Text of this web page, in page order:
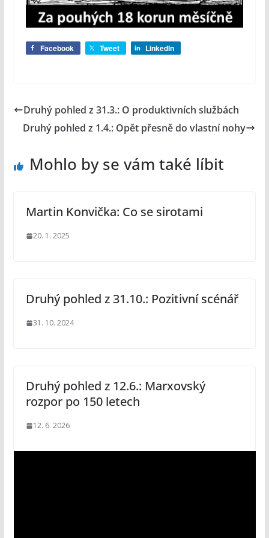
Facebook Tweet LinkedIn
Druhý pohled z 31.3.: O produktivních službách
Druhý pohled z 1.4.: Opět přesně do vlastní nohy
Mohlo by se vám také líbit
Martin Konvička: Co se sirotami
20. 1. 2025
Druhý pohled z 31.10.: Pozitivní scénář
31. 10. 2024
Druhý pohled z 12.6.: Marxovský
rozpor po 150 letech
12. 6. 2026